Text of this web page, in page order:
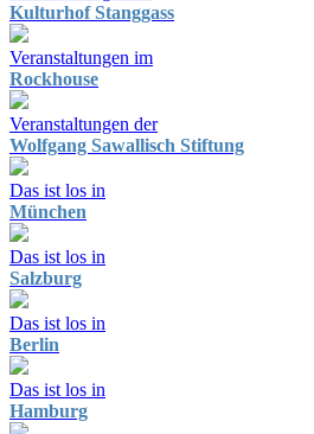
Kulturhof Stanggass
Veranstaltungen im
Rockhouse
Veranstaltungen der
Wolfgang Sawallisch Stiftung
Das ist los in
München
Das ist los in
Salzburg
Das ist los in
Berlin
Das ist los in
Hamburg